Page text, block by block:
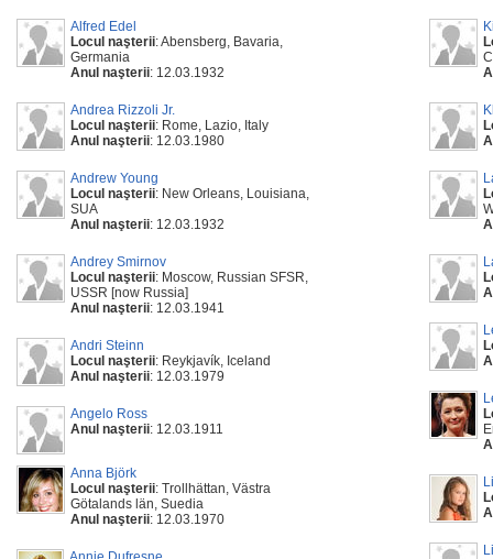
Alfred Edel
Locul naşterii: Abensberg, Bavaria,
Germania
Anul naşterii: 12.03.1932
Andrea Rizzoli Jr.
Locul naşterii: Rome, Lazio, Italy
Anul naşterii: 12.03.1980
Andrew Young
Locul naşterii: New Orleans, Louisiana,
SUA
Anul naşterii: 12.03.1932
Andrey Smirnov
Locul naşterii: Moscow, Russian SFSR,
USSR [now Russia]
Anul naşterii: 12.03.1941
Andri Steinn
Locul naşterii: Reykjavík, Iceland
Anul naşterii: 12.03.1979
Angelo Ross
Anul naşterii: 12.03.1911
Anna Björk
Locul naşterii: Trollhättan, Västra
Götalands län, Suedia
Anul naşterii: 12.03.1970